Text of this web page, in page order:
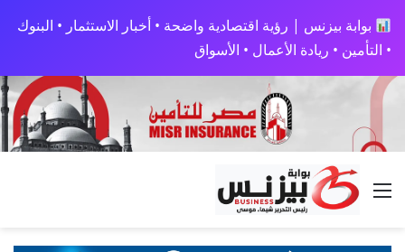
بوابة بيزنس | رؤية اقتصادية واضحة • أخبار الاستثمار • البنوك
• التأمين • ريادة الأعمال • الأسواق
القائمة